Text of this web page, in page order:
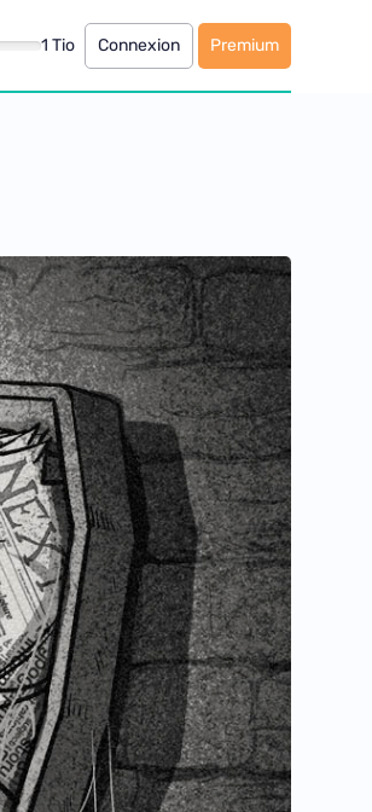
1 Tio Connexion Premium